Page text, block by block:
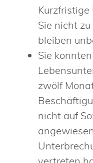
Kurzfristige
Sie nicht
bleiben
Sie
zwölf
nicht auf